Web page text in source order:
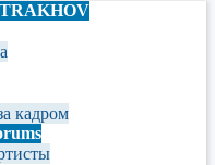
кадром